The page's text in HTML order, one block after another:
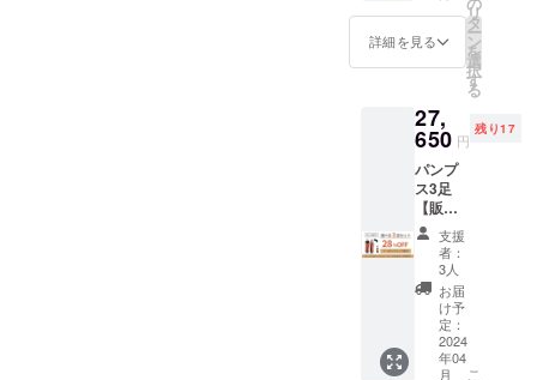
内・室
ご試着
利用の
で承っ
ており
ます。
交換品
の再交
換・返
品は
承って
おりま
せん。
様は変
る可能
性もご
了承く
ださ
い。 ※
交換は
原則サ
イズ交
換のみ
承りま
す。 ※
返品・
交換は
商品到
着後14
日間以
生する
がござ
いま
が完了
したカ
ラーか
ら順次
一般販
売を開
始させ
ていた
だきま
す。 ※
税込、
送料込
の価格
です。
わせて
ご支援
※生産の
都合
上、ま
た社会
情勢の
影響等
によ
り、お
届け時
期に遅
れが発
生する
可能性
がござ
い。サ
イズは
選びい
ただけ
ます。
・リボ
ン
シュー
クリッ
プをご
利用の
場合
は、リ
ボン1点
500円の
リター
クリッ
プ1点提
供！ ・
先着80
定！パ
ンプス
が販売
予定価
格より
27%OF
F ・オ
プショ
ン欄に
て、パ
ンプス
のカ
ラー・
サイズ
詳細を見る
リ
タ
ー
ン
を
選
択
す
る
27,
650 円
残り17
パンプ
ス3足
【販売
予定価
格
38400
円→早
割価格
27650
円】+リ
ボン
支援
者：
3人
お届
け予
定：
2024
年04
月
こ